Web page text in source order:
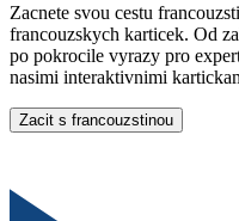
Zacnete svou cestu
francouzskych karticek. Od
po pokrocile vyrazy pro
nasimi interaktivnimi
Zacit s francouzstinou